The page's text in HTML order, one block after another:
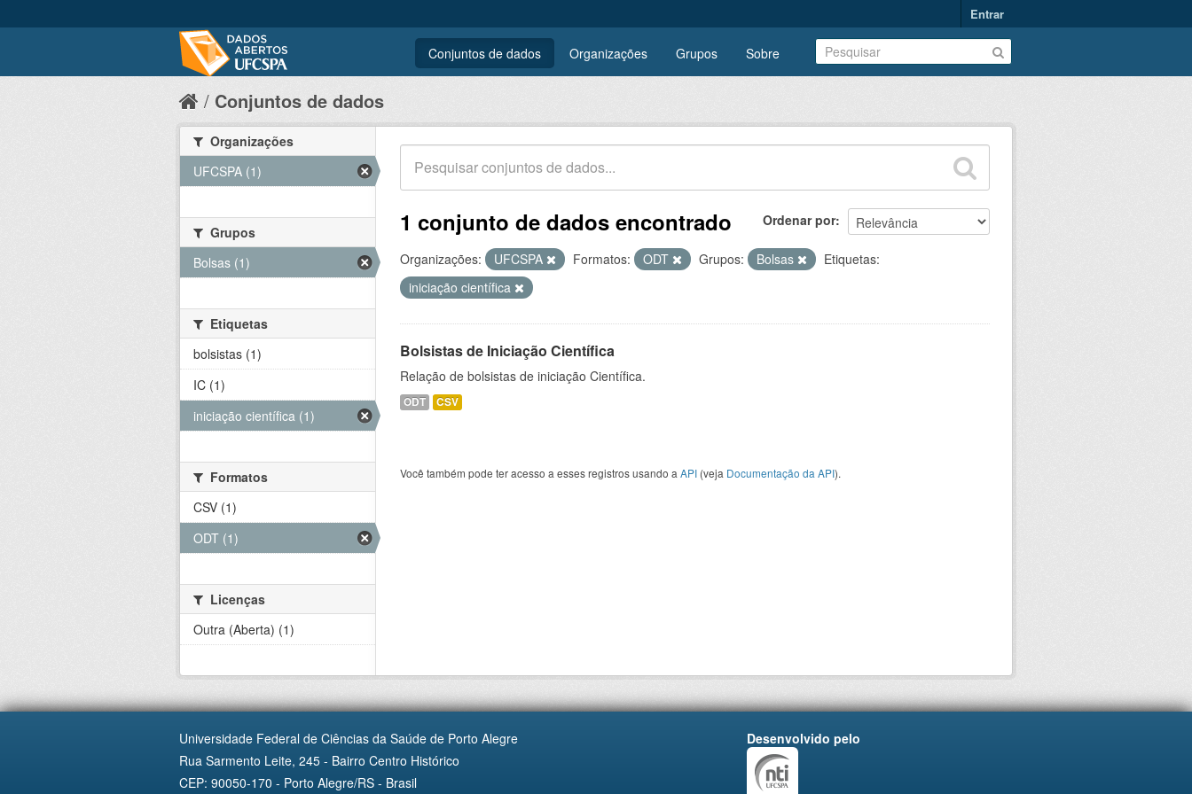
Entrar
Conjuntos de dados Organizações Grupos Sobre
Conjuntos de dados
Ordenar por
1 conjunto de dados encontrado
Organizações: UFCSPA Formatos: ODT Grupos: Bolsas
Etiquetas:
iniciação científica
Bolsistas de Iniciação Científica
Relação de bolsistas de iniciação Científica.
ODT CSV
Você também pode ter acesso a esses registros usando a API (veja Documentação da API).
Organizações
UFCSPA (1)
Grupos
Bolsas (1)
Etiquetas
bolsistas (1)
IC (1)
iniciação científica (1)
Formatos
CSV (1)
ODT (1)
Licenças
Outra (Aberta) (1)
Universidade Federal de Ciências da Saúde de Porto Alegre
Rua Sarmento Leite, 245 - Bairro Centro Histórico
CEP: 90050-170 - Porto Alegre/RS - Brasil
Desenvolvido pelo